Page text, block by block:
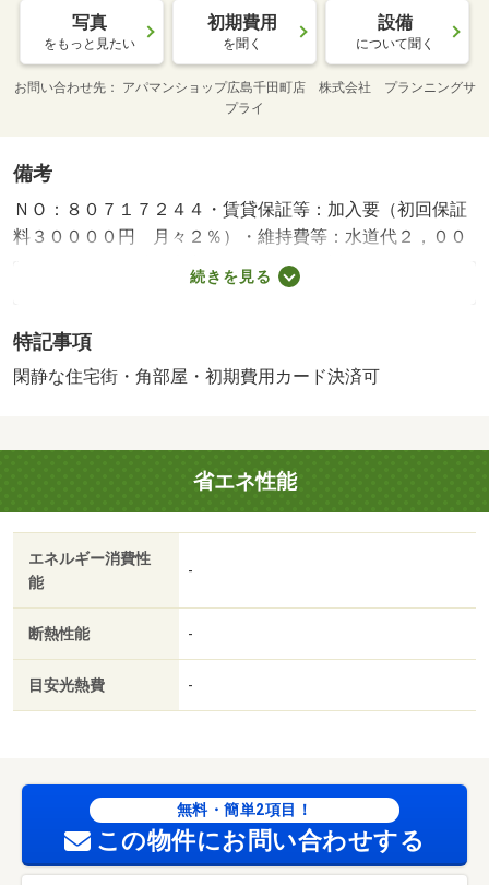
写真
をもっと見たい
初期費用
を聞く
設備
について聞く
お問い合わせ先
アパマンショップ広島千田町店 株式会社 プランニングサ
プライ
備考
ＮＯ：８０７１７２４４・賃貸保証等：加入要（初回保証
料３００００円 月々２％）・維持費等：水道代２，００
０円／月・２４時間安心サポート（課税対象）１，４３０
円／月・バルコニー：２．６平米・☆当店は店舗となりに
場：有/定額清掃費 55000円/鍵交換代（課税対象） 11000
円/簡易消火器具（課税対象） 6600円/空間除菌施工（課税
続きを見る
特記事項
閑静な住宅街・角部屋・初期費用カード決済可
省エネ性能
エネルギー消費性
能
-
断熱性能 -
目安光熱費 -
無料・簡単2項目！
この物件にお問い合わせする